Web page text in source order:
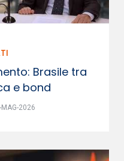
Brasile tra
e bond
MAG-2026